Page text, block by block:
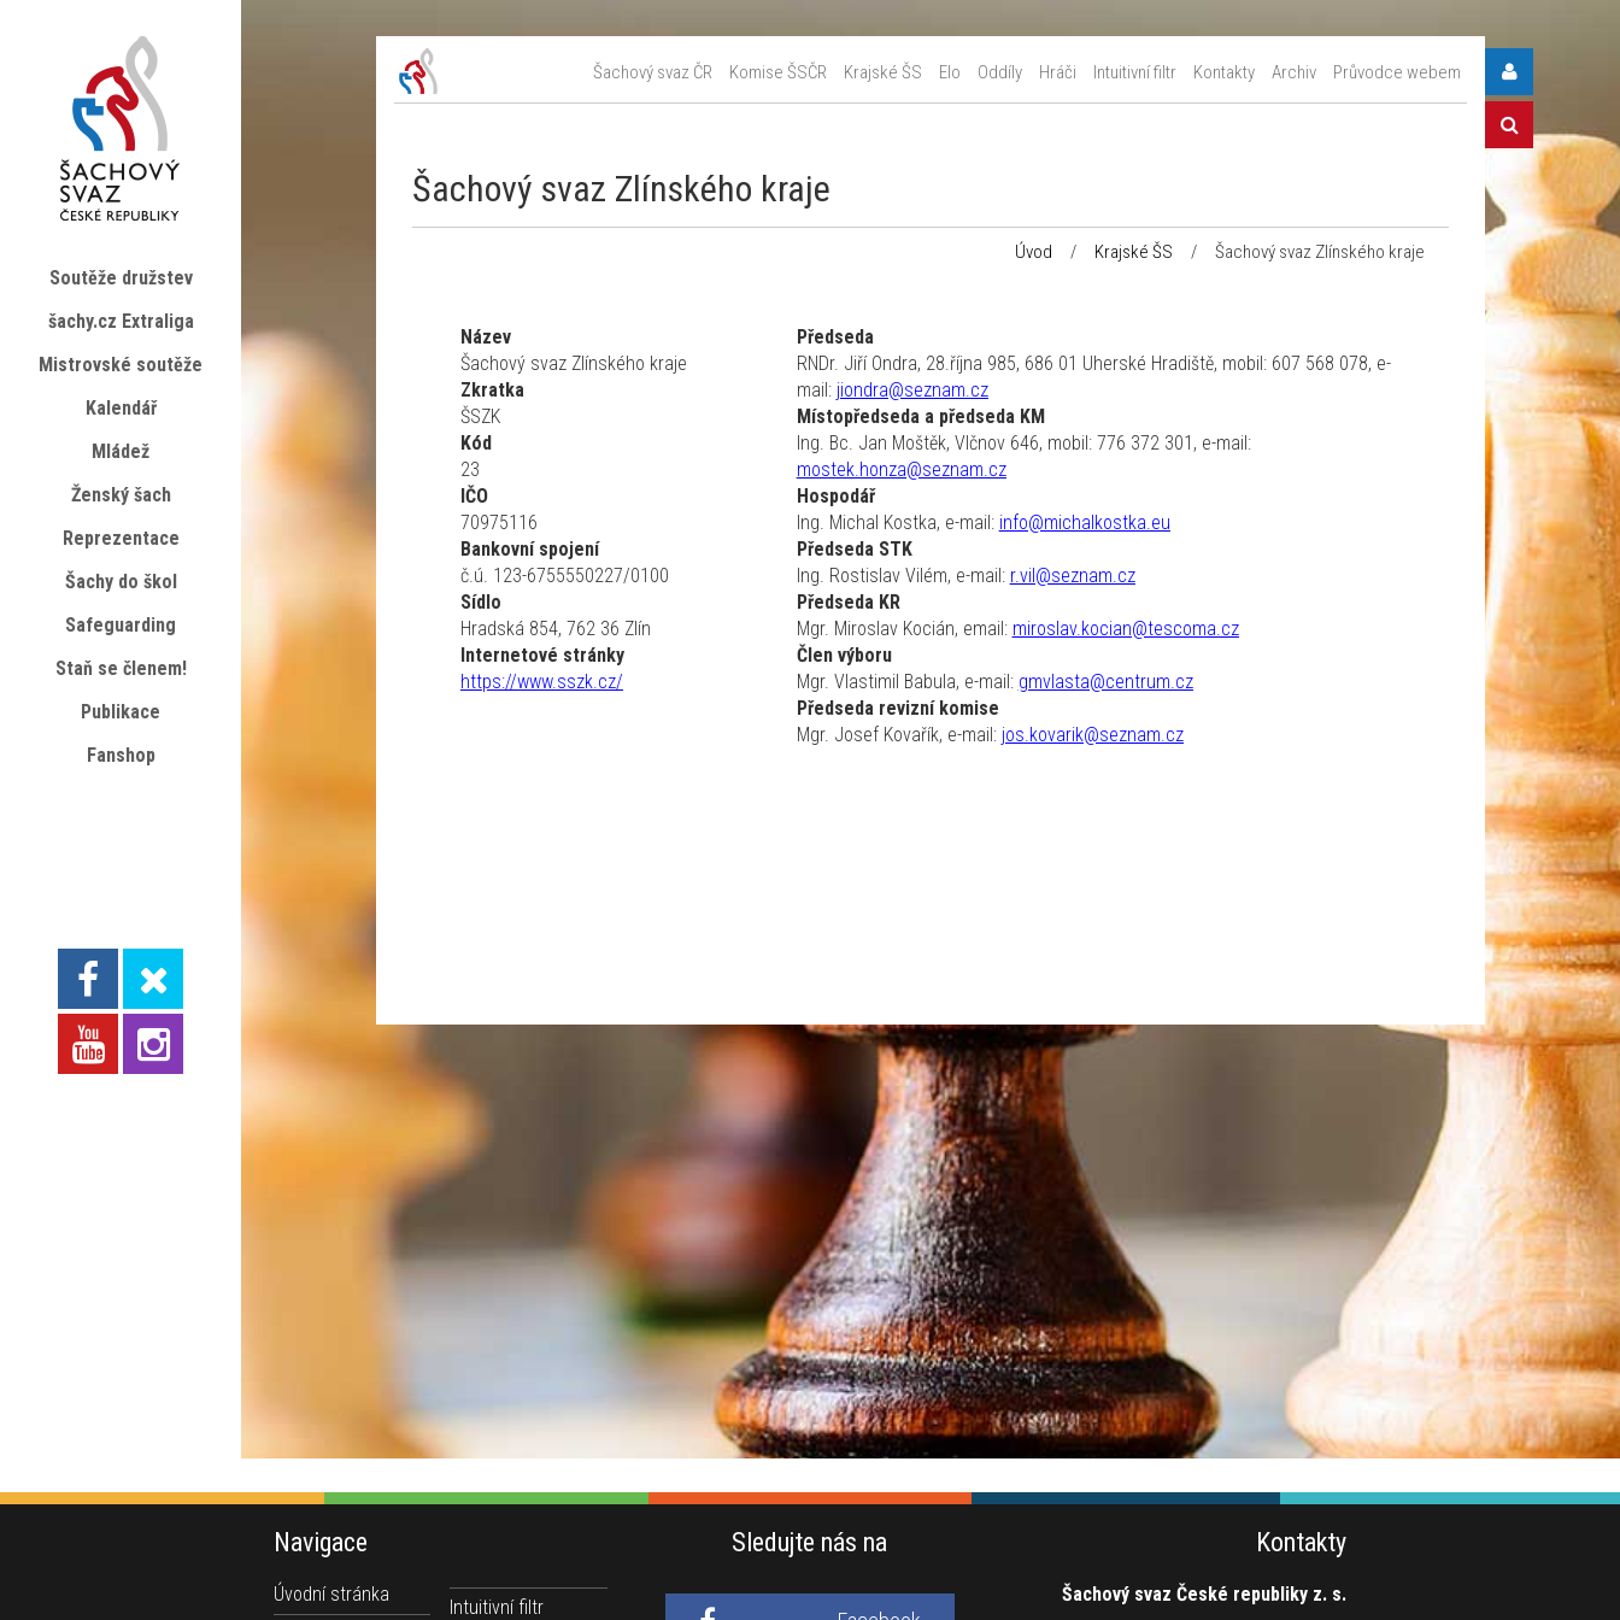
Šachový svaz ČR Komise ŠSČR Krajské ŠS Elo Oddíly Hráči Intuitivní filtr Kontakty Archiv Průvodce webem
Šachový svaz Zlínského kraje
Název
Šachový svaz Zlínského kraje
Zkratka
ŠSZK
Kód
23
IČO
70975116
Bankovní spojení
č.ú. 123-6755550227/0100
Sídlo
Hradská 854, 762 36 Zlín
Internetové stránky
https://www.sszk.cz/
Předseda
RNDr. Jiří Ondra, 28.října 985, 686 01 Uherské Hradiště, mobil: 607 568 078, e-
mail: jiondra@seznam.cz
Místopředseda a předseda KM
Ing. Bc. Jan Moštěk, Vlčnov 646, mobil: 776 372 301, e-mail:
mostek.honza@seznam.cz
Hospodář
Ing. Michal Kostka, e-mail: info@michalkostka.eu
Předseda STK
Ing. Rostislav Vilém, e-mail: r.vil@seznam.cz
Předseda KR
Mgr. Miroslav Kocián, email: miroslav.kocian@tescoma.cz
Člen výboru
Mgr. Vlastimil Babula, e-mail: gmvlasta@centrum.cz
Předseda revizní komise
Mgr. Josef Kovařík, e-mail: jos.kovarik@seznam.cz
Úvod / Krajské ŠS / Šachový svaz Zlínského kraje
Soutěže družstev
šachy.cz Extraliga
Mistrovské soutěže
Kalendář
Mládež
Ženský šach
Reprezentace
Šachy do škol
Safeguarding
Staň se členem!
Publikace
Fanshop
Navigace
Úvodní stránka
Intuitivní filtr
Sledujte nás na Kontakty
Šachový svaz České republiky z. s.